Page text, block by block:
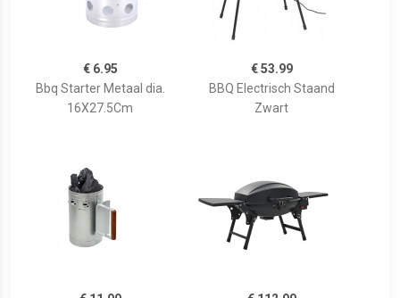
€ 6.95
Bbq Starter Metaal dia.
16X27.5Cm
€ 53.99
BBQ Electrisch Staand
Zwart